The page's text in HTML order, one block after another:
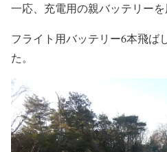
一応、充電用の親バッテリーを
フライト用バッテリー6本飛ば
た。